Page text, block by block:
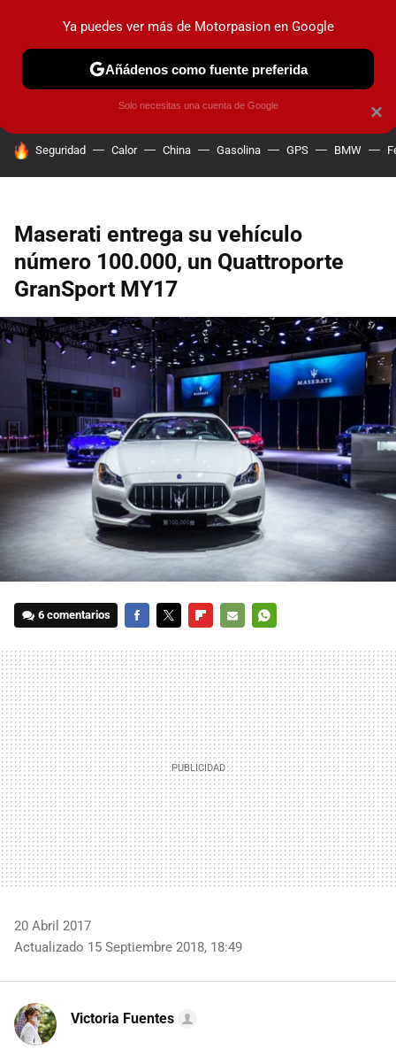
PRUEBAS COCHES ELÉCTRICOS OBSERVATORIO
HOY SE HABLA DE
Seguridad Calor China Gasolina GPS BMW
Maserati entrega su vehículo
número 100.000, un Quattroporte
GranSport MY17
6 comentarios
MAIL
20 Abril 2017
Actualizado 15 Septiembre 2018, 18:49
Victoria Fuentes
×
Ya puedes ver más de Motorpasion en Google
Añádenos como fuente preferida
Solo necesitas una cuenta de Google